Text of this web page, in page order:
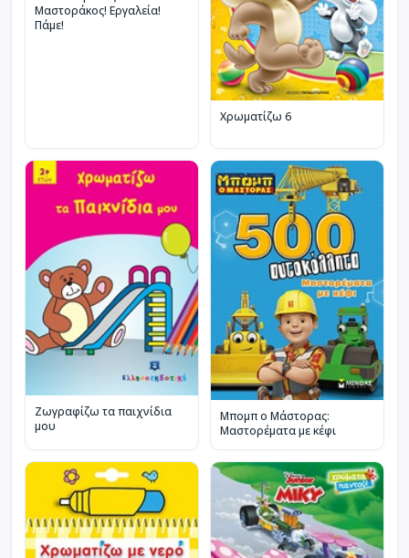
Μαστοράκος! Εργαλεία!
Πάμε!
Χρωματίζω 6
Ζωγραφίζω τα παιχνίδια
μου
Μπομπ ο Μάστορας:
Μαστορέματα με κέφι